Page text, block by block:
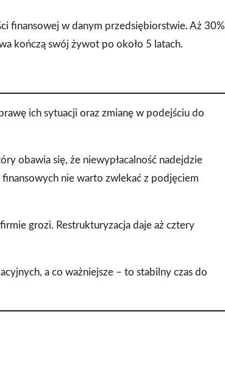
finansowej w danym przedsiębiorstwie. Aż 30%
kończą swój żywot po około 5 latach.
ich sytuacji oraz zmianę w podejściu do
obawia się, że niewypłacalność nadejdzie
nie warto zwlekać z podjęciem
grozi. Restrukturyzacja daje aż cztery
a co ważniejsze – to stabilny czas do